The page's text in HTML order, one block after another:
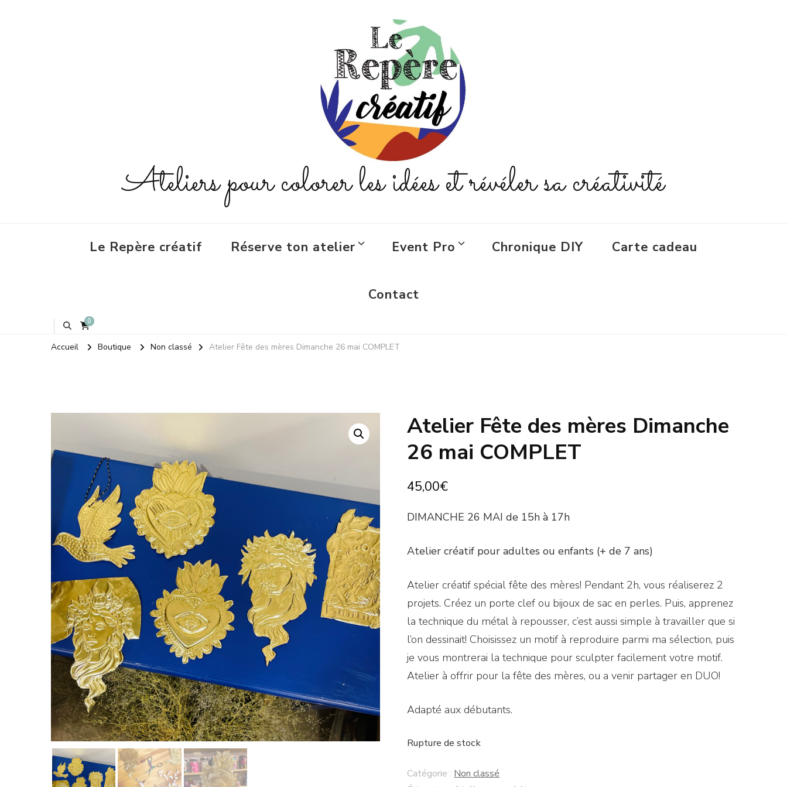
Ateliers pour colorer les idées et révéler sa créativité
Le Repère créatif Réserve ton atelier Event Pro Chronique DIY Carte cadeau
Contact
0
Accueil Boutique Non classé Atelier Fête des mères Dimanche 26 mai COMPLET
Atelier Fête des mères Dimanche
26 mai COMPLET
45,00€
DIMANCHE 26 MAI de 15h à 17h
Atelier créatif pour adultes ou enfants (+ de 7 ans)
Atelier créatif spécial fête des mères! Pendant 2h, vous réaliserez 2
projets. Créez un porte clef ou bijoux de sac en perles. Puis, apprenez
la technique du métal à repousser, c’est aussi simple à travailler que si
l’on dessinait! Choisissez un motif à reproduire parmi ma sélection, puis
je vous montrerai la technique pour sculpter facilement votre motif.
Atelier à offrir pour la fête des mères, ou a venir partager en DUO!
Adapté aux débutants.
Rupture de stock
Catégorie : Non classé